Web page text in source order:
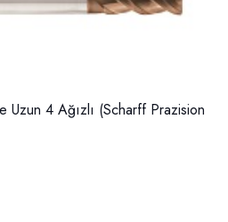
Uzun 4 Ağızlı (Scharff Prazision